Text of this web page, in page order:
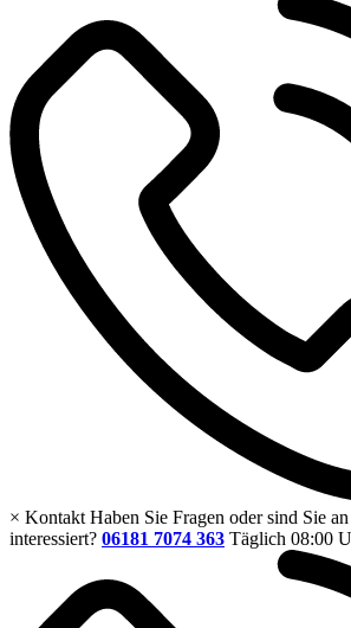
× Kontakt Haben Sie Fragen oder sind Sie
interessiert? 06181 7074 363 Täglich 08:00